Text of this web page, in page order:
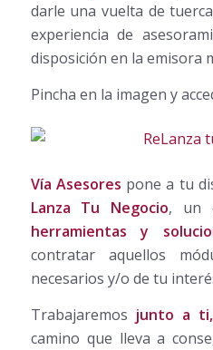
darle una vuelta de
experiencia de
disposición en la emisora
Pincha en la imagen y
Vía Asesores pone a tu
Lanza Tu Negocio, un
herramientas y
contratar aquellos
necesarios y/o de tu
Trabajaremos junto a ti,
camino que lleva a